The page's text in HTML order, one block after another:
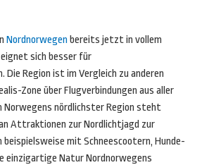
Nordnorwegen bereits jetzt in vollem
eignet sich besser für
Die Region ist im Vergleich zu anderen
Zone über Flugverbindungen aus aller
Norwegens nördlichster Region steht
Attraktionen zur Nordlichtjagd zur
mit Schneescootern, Hunde-
einzigartige Natur Nordnorwegens